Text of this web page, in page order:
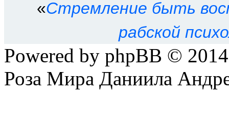
«Стремление быть
рабской
Powered by phpBB ©
Роза Мира Даниила